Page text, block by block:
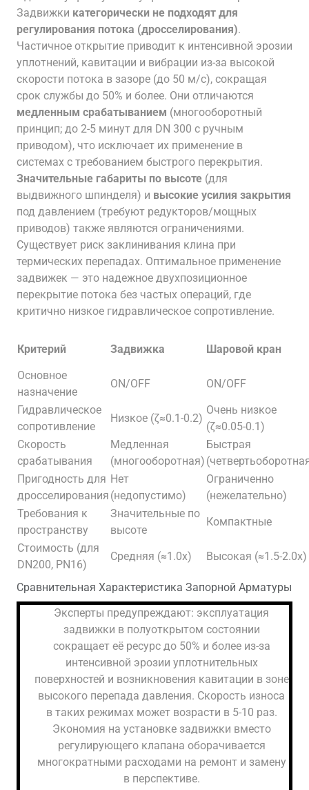
Задвижки категорически не подходят для
регулирования потока (дросселирования).
Частичное открытие приводит к интенсивной эрозии
уплотнений, кавитации и вибрации из-за высокой
скорости потока в зазоре (до 50 м/с), сокращая
срок службы до 50% и более. Они отличаются
медленным срабатыванием (многооборотный
принцип; до 2-5 минут для DN 300 с ручным
приводом), что исключает их применение в
системах с требованием быстрого перекрытия.
Значительные габариты по высоте (для
выдвижного шпинделя) и высокие усилия закрытия
под давлением (требуют редукторов/мощных
приводов) также являются ограничениями.
Существует риск заклинивания клина при
термических перепадах. Оптимальное применение
задвижек — это надежное двухпозиционное
перекрытие потока без частых операций, где
критично низкое гидравлическое сопротивление.
Сравнительная Характеристика Запорной Арматуры
Критерий Задвижка
Шаровой кран
Основное
назначение
ON/OFF
ON/OFF
Гидравлическое
сопротивление
Низкое (ζ≈0.1-0.2)
Очень низкое
(ζ≈0.05-0.1)
Скорость
срабатывания
Медленная
(многооборотная)
Быстрая
Пригодность для
дросселирования
Нет
(недопустимо)
Ограниченно
(нежелательно)
Требования к
пространству
Значительные по
высоте
Компактные
Стоимость (для
DN200, PN16)
Средняя (≈1.0x) Высокая (≈1.5-2.0x)
Эксперты предупреждают: эксплуатация
задвижки в полуоткрытом состоянии
сокращает её ресурс до 50% и более из-за
интенсивной эрозии уплотнительных
поверхностей и возникновения кавитации в зоне
высокого перепада давления. Скорость износа
в таких режимах может возрасти в 5-10 раз.
Экономия на установке задвижки вместо
регулирующего клапана оборачивается
многократными расходами на ремонт и замену
в перспективе.